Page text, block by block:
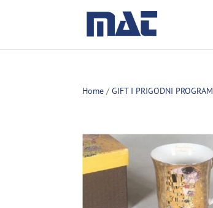
Home /GIFT I PRIGODNI PROGRAM